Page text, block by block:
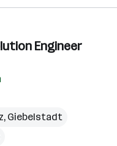
Engineer
, Giebelstadt